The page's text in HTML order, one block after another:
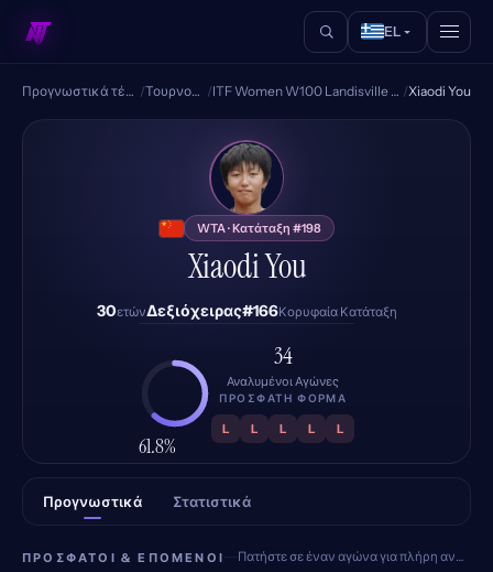
EL
Προγνωστικά τένις / Τουρνουά / ITF Women W100 Landisville PA /Xiaodi You
XY
WTA · Κατάταξη #198
Xiaodi You
30ετώνΔεξιόχειρας#166Κορυφαία Κατάταξη
61.8%
34
Αναλυμένοι Αγώνες
ΠΡΌΣΦΑΤΗ ΦΌΡΜΑ
L L L L L
Προγνωστικά Στατιστικά
ΠΡΌΣΦΑΤΟΙ & ΕΠΌΜΕΝΟΙ Πατήστε σε έναν αγώνα για πλήρη ανάλυση